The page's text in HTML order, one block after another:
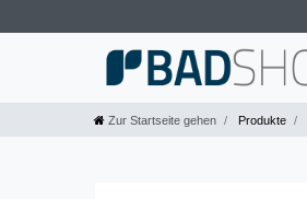
Zur Startseite gehen Produkte